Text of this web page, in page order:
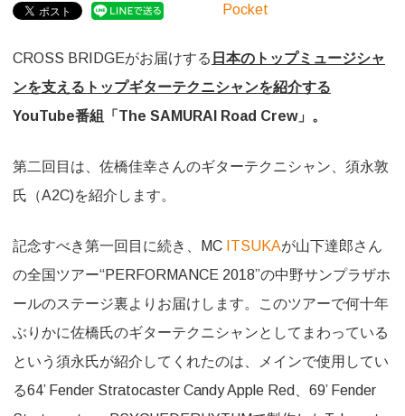
Road
佳
Tech
須
永
Pocket
CROSS BRIDGEがお届けする 日本のトップミュージシャ
ンを支えるトップギターテクニシャンを紹介する
YouTube番組「The SAMURAI Road Crew」。
第二回目は、佐橋佳幸さんのギターテクニシャン、須永敦
氏（A2C)を紹介します。
記念すべき第一回目に続き、MC ITSUKAが山下達郎さん
の全国ツアー“PERFORMANCE 2018”の中野サンプラザホ
ールのステージ裏よりお届けします。このツアーで何十年
ぶりかに佐橋氏のギターテクニシャンとしてまわっている
という須永氏が紹介してくれたのは、メインで使用してい
る64’ Fender Stratocaster Candy Apple Red、69’ Fender